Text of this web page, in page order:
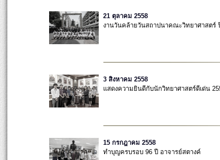
21 ตุลาคม 2558
งานวันคล้ายวันสถาปนาคณะวิทยาศาสตร์
3 สิงหาคม 2558
แสดงความยินดีกับนักวิทยาศาสตร์ดีเด่น
15 กรกฎาคม 2558
ทำบุญครบรอบ 96 ปี อาจารย์สตางค์